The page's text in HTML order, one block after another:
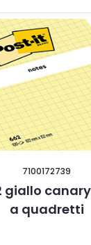
7100172739
canary
a quadretti